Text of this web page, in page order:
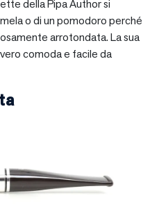
della Pipa Author si
o di un pomodoro perché
arrotondata. La sua
comoda e facile da